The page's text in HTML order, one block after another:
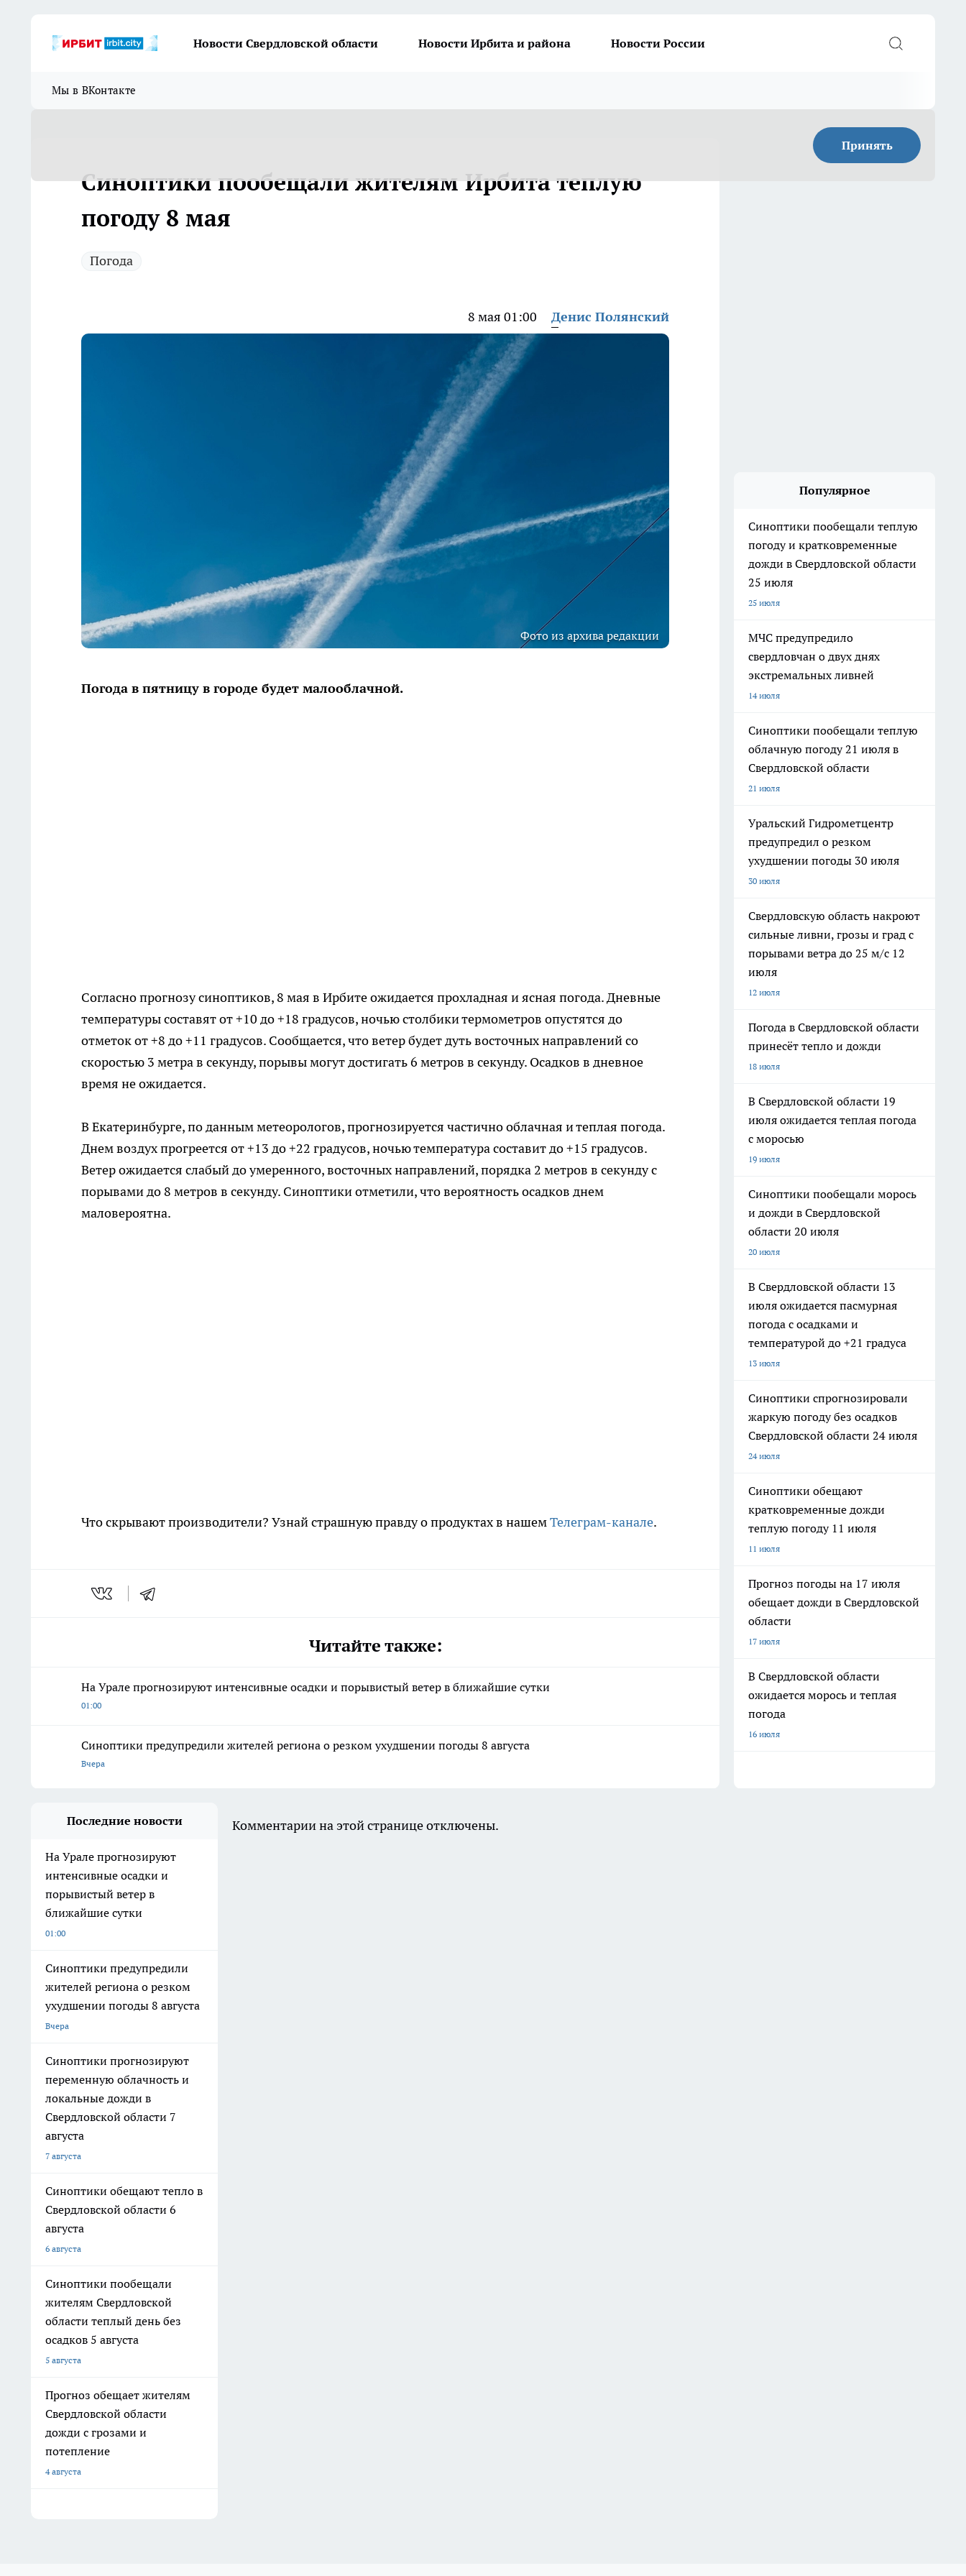
Новости Свердловской области Новости Ирбита и района Новости России
Мы в ВКонтакте
Принять
Синоптики пообещали жителям Ирбита теплую
погоду 8 мая
Погода
8 мая 01:00 Денис Полянский
Фото из архива редакции
Погода в пятницу в городе будет малооблачной.
Согласно прогнозу синоптиков, 8 мая в Ирбите ожидается прохладная и ясная погода. Дневные
температуры составят от +10 до +18 градусов, ночью столбики термометров опустятся до
отметок от +8 до +11 градусов. Сообщается, что ветер будет дуть восточных направлений со
скоростью 3 метра в секунду, порывы могут достигать 6 метров в секунду. Осадков в дневное
время не ожидается.
В Екатеринбурге, по данным метеорологов, прогнозируется частично облачная и теплая погода.
Днем воздух прогреется от +13 до +22 градусов, ночью температура составит до +15 градусов.
Ветер ожидается слабый до умеренного, восточных направлений, порядка 2 метров в секунду с
порывами до 8 метров в секунду. Синоптики отметили, что вероятность осадков днем
маловероятна.
Что скрывают производители? Узнай страшную правду о продуктах в нашемТелеграм-канале.
Читайте также:
На Урале прогнозируют интенсивные осадки и порывистый ветер в ближайшие сутки
01:00
Синоптики предупредили жителей региона о резком ухудшении погоды 8 августа
Вчера
Популярное
Синоптики пообещали теплую
погоду и кратковременные
дожди в Свердловской области
25 июля
25 июля
МЧС предупредило
свердловчан о двух днях
экстремальных ливней
14 июля
Синоптики пообещали теплую
облачную погоду 21 июля в
Свердловской области
21 июля
Уральский Гидрометцентр
предупредил о резком
ухудшении погоды 30 июля
30 июля
Свердловскую область накроют
сильные ливни, грозы и град с
порывами ветра до 25 м/с 12
июля
12 июля
Погода в Свердловской области
принесёт тепло и дожди
18 июля
В Свердловской области 19
июля ожидается теплая погода
с моросью
19 июля
Синоптики пообещали морось
и дожди в Свердловской
области 20 июля
20 июля
В Свердловской области 13
июля ожидается пасмурная
погода с осадками и
температурой до +21 градуса
13 июля
Синоптики спрогнозировали
жаркую погоду без осадков
Свердловской области 24 июля
24 июля
Синоптики обещают
кратковременные дожди
теплую погоду 11 июля
11 июля
Прогноз погоды на 17 июля
обещает дожди в Свердловской
области
17 июля
В Свердловской области
ожидается морось и теплая
погода
16 июля
Последние новости
На Урале прогнозируют
интенсивные осадки и
порывистый ветер в
ближайшие сутки
01:00
Синоптики предупредили
жителей региона о резком
ухудшении погоды 8 августа
Вчера
Синоптики прогнозируют
переменную облачность и
локальные дожди в
Свердловской области 7
августа
7 августа
Синоптики обещают тепло в
Свердловской области 6
августа
6 августа
Синоптики пообещали
жителям Свердловской
области теплый день без
осадков 5 августа
5 августа
Прогноз обещает жителям
Свердловской области
дожди с грозами и
потепление
4 августа
Комментарии на этой странице отключены.